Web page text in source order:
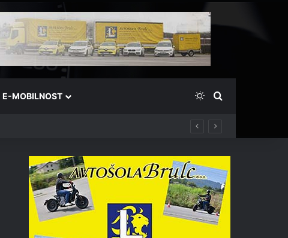
E-MOBILNOST Switch skin
Išči